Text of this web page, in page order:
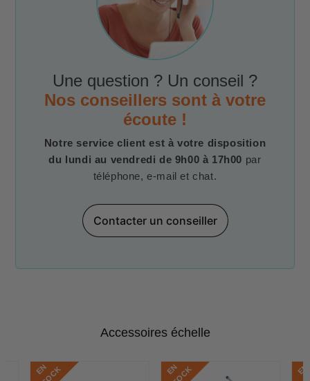
Une question ? Un conseil ?
Nos conseillers sont à votre
écoute !
Notre service client est à votre disposition
du lundi au vendredi de 9h00 à 17h00 par
téléphone, e-mail et chat.
Contacter un conseiller
Accessoires échelle
E
N
S
T
O
C E
N
S
T
O
C E
N
S
T
O
C